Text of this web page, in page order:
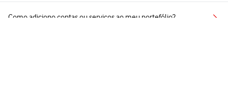
Como adiciono contas ou serviços ao meu portefólio?